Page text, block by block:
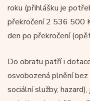
roku (přihlášku je
překročení 2 536 500
den po překročení
Do obratu patří i
osvobozená plnění
sociální služby,